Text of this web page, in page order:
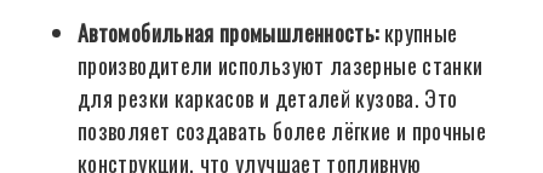
Автомобильная промышленность:крупные
производители используют лазерные станки
для резки каркасов и деталей кузова. Это
позволяет создавать более лёгкие и прочные
конструкции, что улучшает топливную